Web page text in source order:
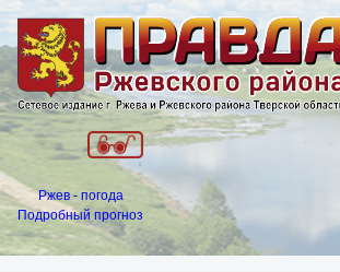
Ржев - погода
Подробный прогноз